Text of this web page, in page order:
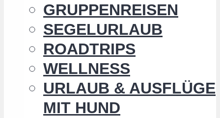
GRUPPENREISEN
SEGELURLAUB
ROADTRIPS
WELLNESS
URLAUB & AUSFLÜGE
MIT HUND